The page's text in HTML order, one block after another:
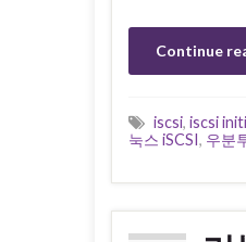
Continue
iscsi, iscsi
눅스 iSCSI, 우분